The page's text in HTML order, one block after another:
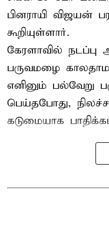
பினராயி விஜயன்
கூறியுள்ளார்.
கேரளாவில்
பருவமழை
எனினும் பல்வேறு
பெய்தபோது,
கடுமையாக